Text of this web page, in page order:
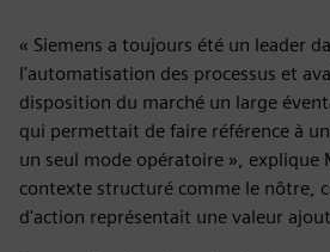
« Siemens a toujours été un leader
l'automatisation des processus et
disposition du marché un large
qui permettait de faire référence à
un seul mode opératoire », explique
contexte structuré comme le nôtre,
d'action représentait une valeur